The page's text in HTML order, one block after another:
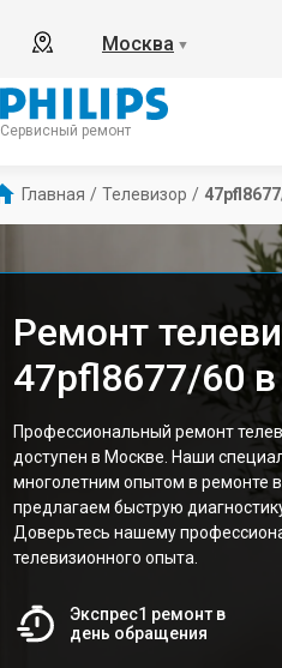
Москва ▼
Сервисный ремонт
Главная / Телевизор /
Ремонт
47pfl8677/60
Профессиональный ремонт
доступен в Москве. Наши
многолетним опытом в ремонте
предлагаем быструю
Доверьтесь нашему
телевизионного опыта.
Экспрес1 ремонт в
день обращения